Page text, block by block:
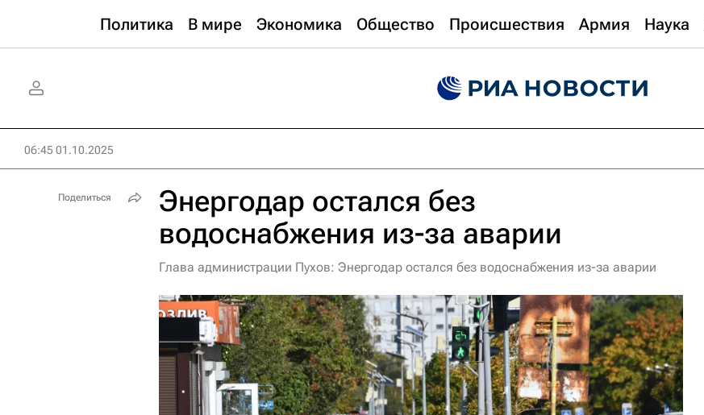
Политика В мире Экономика Общество Происшествия Армия Наука
06:45 01.10.2025
Энергодар остался без
водоснабжения из-за аварии
Глава администрации Пухов: Энергодар остался без водоснабжения из-за аварии
Поделиться